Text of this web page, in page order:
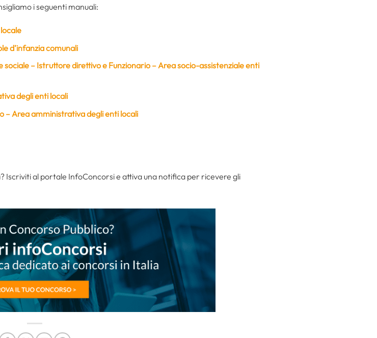
i seguenti manuali:
d’infanzia comunali
sociale – Istruttore direttivo e Funzionario – Area socio-assistenziale enti
degli enti locali
– Area amministrativa degli enti locali
Iscriviti al portale InfoConcorsi e attiva una notifica per ricevere gli